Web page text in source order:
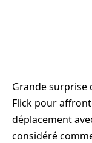
Grande surprise
Flick pour
déplacement
considéré